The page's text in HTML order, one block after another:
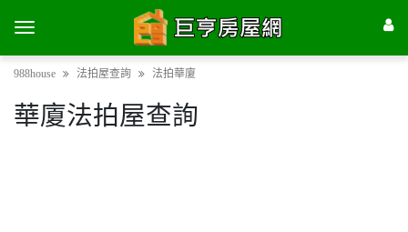
988house 法拍屋查詢 法拍華廈
華廈法拍屋查詢